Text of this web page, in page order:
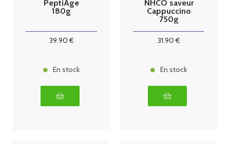
PeptiAge
180g
39.90€
En stock
NHCO saveur
Cappuccino
750g
31.90€
En stock